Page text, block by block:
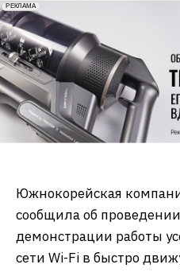
erid: 2VfnxxmNzs5
РЕКЛАМА
Южнокорейская
сообщила об
демонстрации работы
сети Wi-Fi в быстро